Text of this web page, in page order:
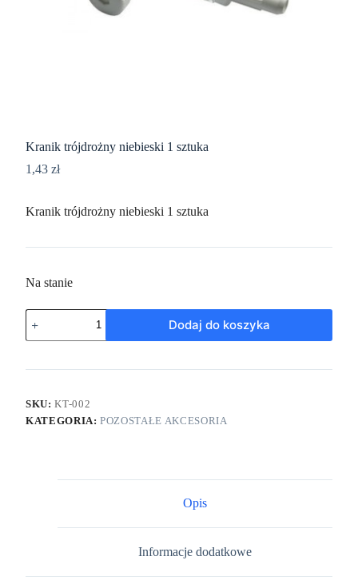
Kranik trójdrożny niebieski 1 sztuka
1,43 zł
Kranik trójdrożny niebieski 1 sztuka
Na stanie
Dodaj do koszyka
SKU:KT-002
KATEGORIA:POZOSTAŁE AKCESORIA
Opis
Informacje dodatkowe